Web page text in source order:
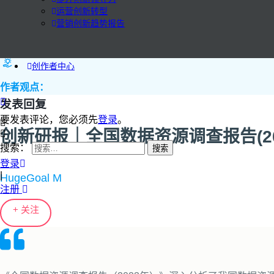
运营创新转型
营销创新趋势报告
创作者中心
搜索：
登录
|
注册
作者观点：
发表回复
要发表评论，您必须先登录。
创新研报｜全国数据资源调查报告
HugeGoal M
+ 关注